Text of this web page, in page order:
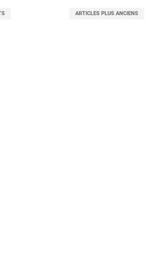
ARTICLES PLUS ANCIENS